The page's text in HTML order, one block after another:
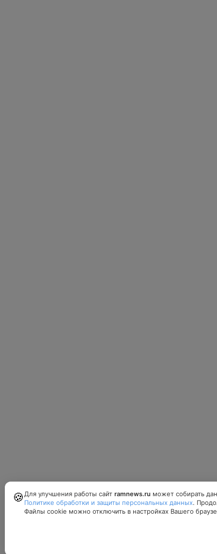
🍪 Для улучшения работы сайт ramnews.ru может собирать
Политике обработки и защиты персональных данных.
Файлы cookie можно отключить в настройках Вашего